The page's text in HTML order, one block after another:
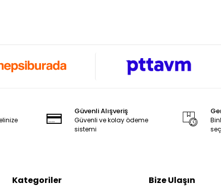
Güvenli Alışveriş
Güvenli ve kolay ödeme
sistemi
Kategoriler Bize Ulaşın